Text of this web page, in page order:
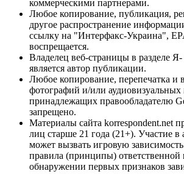
коммерческими партнерами.
Любое копирование, публикация,
другое распространение
ссылку на "Интерфакс-Украина",
воспрещается.
Владелец веб-страницы в разделе
является автор публикации.
Любое копирование, перепечатка и
фотографий и/или аудиовизуальных
принадлежащих правообладателю
запрещено.
Материалы сайта korrespondent.net
лиц старше 21 года (21+). Участие в
может вызвать игровую
правила (принципы)
обнаружении первых признаков